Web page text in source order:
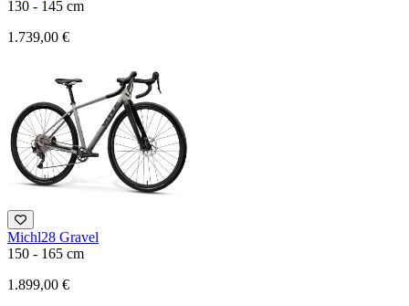
130 - 145 cm
1.739,00 €
Michl28 Gravel
150 - 165 cm
1.899,00 €